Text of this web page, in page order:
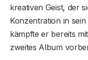
kreativen Geist, der
Konzentration in
kämpfte er bereits
zweites Album